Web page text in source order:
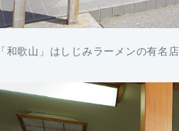
和歌山」はしじみラーメンの有名店